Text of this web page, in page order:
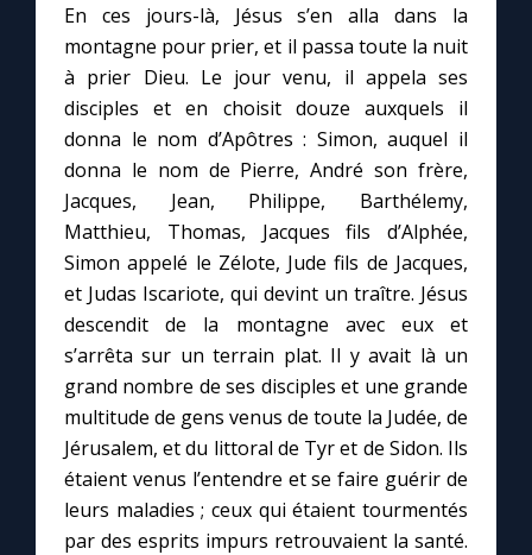
Prier au quotidien
Avec Thérèse de Lisieux
L'Évangile chaque jour
Les premiers samedis du mois
Marie qui défait les nœuds
Me consacrer à Jésus par Marie
Mes intentions de prière
Une Minute avec Marie
En ces jours-là, Jésus s’en alla dans la
montagne pour prier, et il passa toute la nuit
à prier Dieu. Le jour venu, il appela ses
disciples et en choisit douze auxquels il
donna le nom d’Apôtres : Simon, auquel il
donna le nom de Pierre, André son frère,
Jacques, Jean, Philippe, Barthélemy,
Matthieu, Thomas, Jacques fils d’Alphée,
Simon appelé le Zélote, Jude fils de Jacques,
et Judas Iscariote, qui devint un traître. Jésus
descendit de la montagne avec eux et
s’arrêta sur un terrain plat. Il y avait là un
grand nombre de ses disciples et une grande
multitude de gens venus de toute la Judée, de
Jérusalem, et du littoral de Tyr et de Sidon. Ils
étaient venus l’entendre et se faire guérir de
leurs maladies ; ceux qui étaient tourmentés
par des esprits impurs retrouvaient la santé.